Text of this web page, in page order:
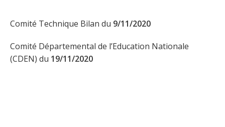
Comité Technique Bilan du 9/11/2020
Comité Départemental de l’Education Nationale
(CDEN) du 19/11/2020